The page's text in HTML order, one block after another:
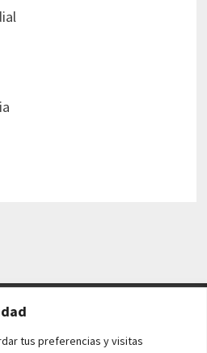
tus preferencias y visitas